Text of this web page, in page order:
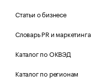
Статьи о бизнесе
Словарь PR и маркетинга
Каталог по ОКВЭД
Каталог по регионам